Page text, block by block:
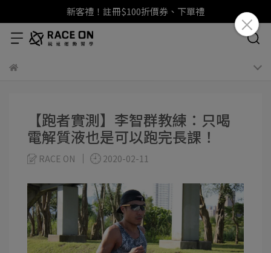
新客禮！註冊$100折價券、下單禮
【跑者實測】李智群教練：只喝
電解質液也是可以跑完長課！
RACE ON 2020-02-11